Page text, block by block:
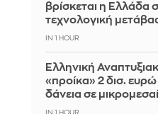
βρίσκεται η Ελλάδα
τεχνολογική
IN 1 HOUR
Ελληνική
«προίκα» 2 δισ. ευρώ
δάνεια σε